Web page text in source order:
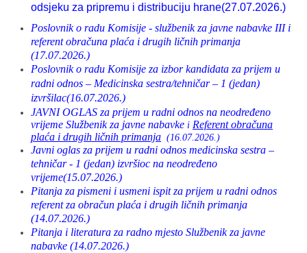
odsjeku za pripremu i distribuciju hrane(27.07.2026.)
Poslovnik o radu Komisije - službenik za javne nabavke III i
referent obračuna plaća i drugih ličnih primanja
(17.07.2026.)
Poslovnik o radu Komisije za izbor kandidata za prijem u
radni odnos – Medicinska sestra/tehničar – 1 (jedan)
izvršilac(16.07.2026.)
JAVNI OGLAS za prijem u radni odnos na neodređeno
vrijeme Službenik za javne nabavke i Referent obračuna
plaća i drugih ličnih primanja (16.07.2026.)
Javni oglas za prijem u radni odnos medicinska sestra –
tehničar - 1 (jedan) izvršioc na neodređeno
vrijeme(15.07.2026.)
Pitanja za pismeni i usmeni ispit za prijem u radni odnos
referent za obračun plaća i drugih ličnih primanja
(14.07.2026.)
Pitanja i literatura za radno mjesto Službenik za javne
nabavke (14.07.2026.)